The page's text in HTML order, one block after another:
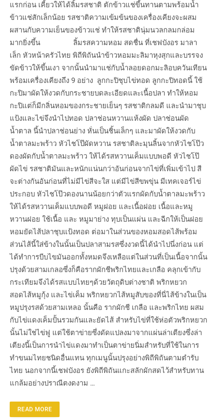
แรกก่อน เคี้ยวให้ได้ลิ้มรสชาติ ตักข้าวแช่ขึ้นทานตามพร้อมน้ำ
ข้าวแช่สักเล็กน้อย รสชาติความเข้มข้นของเครื่องเคียงจะผสม
ผสานกับความเย็นของข้าวแช่ ทำให้รสชาตินุ่มนวลกลมกล่อม
มากยิ่งขึ้น ลิ้มรสความหอม สดชื่น ที่เชฟบังอร มาลา
เล็ก หัวหน้าครัวไทย พิถีพิถันนำข้าวหอมมะลิมาหุงสุกและบรรจง
ขัดข้าวให้ขึ้นเงา จากนั้นนำมาแช่กับน้ำลอยดอกมะลิอบควันเทียน
พร้อมเครื่องเคียงถึง 9 อย่าง ลูกกะปิชุบไข่ทอด ลูกกะปิทอดนี้ ใช้
กะปิมาผัดให้งวดกับกระชายบดละเอียดและเนื้อปลา ทำให้หอม
กะปิแต่ก็มีกลิ่นหอมของกระชายเย็นๆ รสชาติกลมดี และนำมาชุบ
แป้งและไข่จึงนำไปทอด ปลาช่อนหวานแห้งผัด ปลาช่อนผัด
น้ำตาล นี้นำปลาช่อนย่าง หั่นเป็นชิ้นเล็กๆ และมาผัดให้งวดกับ
น้ำตาลมะพร้าว หัวไชโป๊ผัดหวาน รสชาติละมุนลิ้นจากหัวไชโป๊ว
ดองผัดกับน้ำตาลมะพร้าว ให้ได้รสหวานเค็มแบบพอดี หัวไชโป๊
ผัดไข่ รสชาติมันและหนักแน่นกว่าอันก่อนจากไข่ที่เพิ่มเข้าไป สี
จะต่างกันอันก่อนที่ไม่มีไข่สีจะใส แต่มีไข่สีขพขุ่น มีเทคเจอร์ไข่
ประกอบ หัวไชโป๊วดองนานน้อยกว่าตัวแรกผัดกับน้ำตาลมะพร้าว
ให้ได้รสหวานเค็มแบบพอดี หมูฝอย และเนื้อฝอย เนื้อและหมู
หวานฝอย ใช้เนื้อ และ หมูมาย่าง ทุบเป็นแผ่น และฉีกให้เป็นฝอย
หอมยัดไส้ปลาชุบแป้งทอด ต่อมาในส่วนของหอมสอดไส้พร้อม
ส่วนไส้นี้ใส่ข้างในนั้นเป็นปลาสามรสซึ่งงวดนี้ได้นำไปนึ่งก่อน แต่
ได้ทำการบีบไขมันออกทั้งหมดจึงเหลือแต่ในส่วนที่เป็นเนื้อจากนั้น
ปรุงด้วยสามเกลอซึ่งก็คือรากผักชีพริกไทยและเกลือ คลุกเข้ากับ
กระเทียมจึงได้รสแบบไทยๆด้วยวัตถุดิบต่างชาติ พริกหยวก
สอดไส้หมูกุ้ง และไข่เค็ม พริกหยวกไส้หมูสับของที่นี่ไส้ข้างในเป็น
หมูปรุงรสด้วยสามเหลอ นั้นคือ รากผักชี เกลือ และพริกไทย ผสม
กับไข่แดงเค็มปั้นรวมกันและยัดไส้ สำหรับไข่ที่ใช้ห่อตัวพริกหยวก
นั้นไม่ใช่ไข่ฟู แต่ใช้ตาข่ายซึ่งดัดแปลงมาจากแผ่นล่าเตียงซึ่งล่า
เตียงนี้เป็นการนำไข่แดงมาทำเป็นตาข่ายนิ่มสำหรับที่ใช้ในการ
ทำขนมไทยชนิดอื่นแทน ทุกเมนูนั้นปรุงอย่างพิถีพิถันตามตำรับ
ไทย นอกจากนี้เชฟบังอร ยังพิถีพิถันแกะสลักผักสดไว้สำหรับทาน
แกล้มอย่างปราณีตงดงาม …
READ MORE